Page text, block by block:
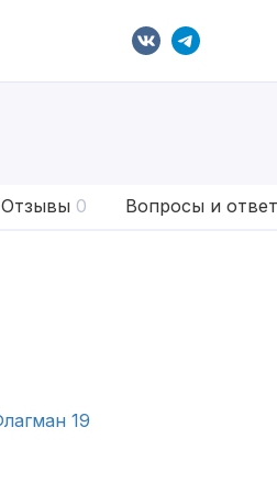
Отзывы 0 Вопросы и